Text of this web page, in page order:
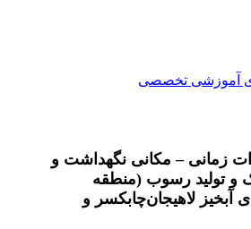
آموزشی تخصصی
زمانی – مکانی نگهداشت و
و تولید رسوب (منطقه
آبخیز لاهیجان‌چابکسر و